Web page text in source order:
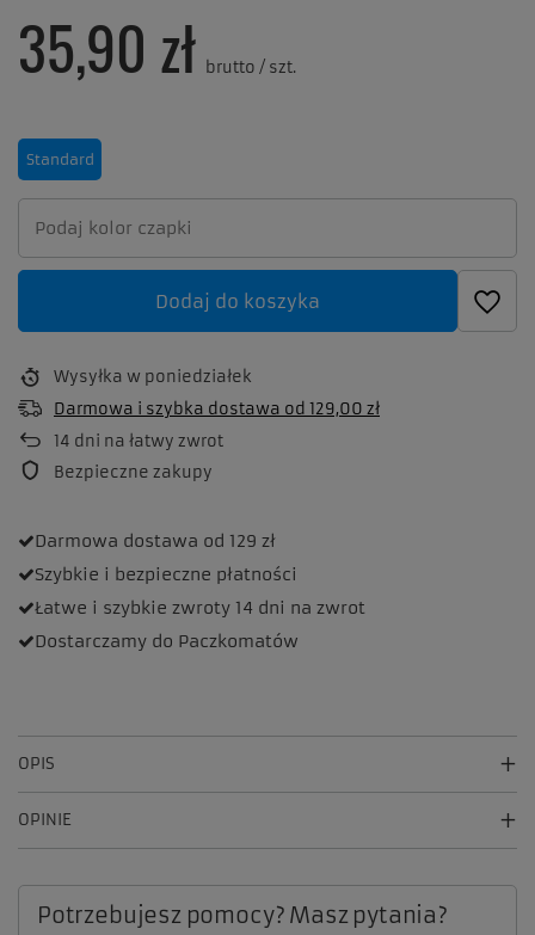
Standard
35,90 zł brutto / szt.
Dodaj do koszyka
Wysyłka w poniedziałek
Darmowa i szybka dostawa od 129,00 zł
14 dni na łatwy zwrot
Bezpieczne zakupy
Darmowa dostawa od 129 zł
Szybkie i bezpieczne płatności
Łatwe i szybkie zwroty 14 dni na zwrot
Dostarczamy do Paczkomatów
OPIS
OPINIE
Potrzebujesz pomocy? Masz pytania?